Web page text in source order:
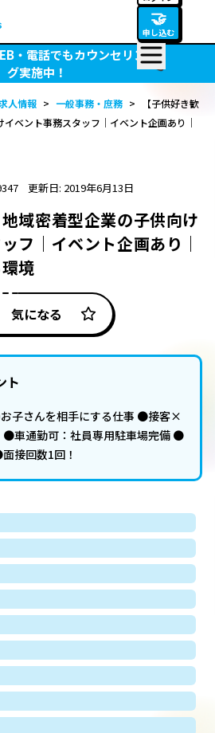
🤝
申し込む
・電話でもカウンセリン
グ実施中！
人情報 > 一般事務・庶務 >
【子供好き歓
ベント事務スタッフ｜イベント企画あり｜
更新日: 2019年6月13日
地域密着型企業の子供向け
フ｜イベント企画あり｜
境
気になる
ト
子さんを相手にする仕事 ●接客×
●車通勤可：社員専用駐車場完備 ●
接回数1回！